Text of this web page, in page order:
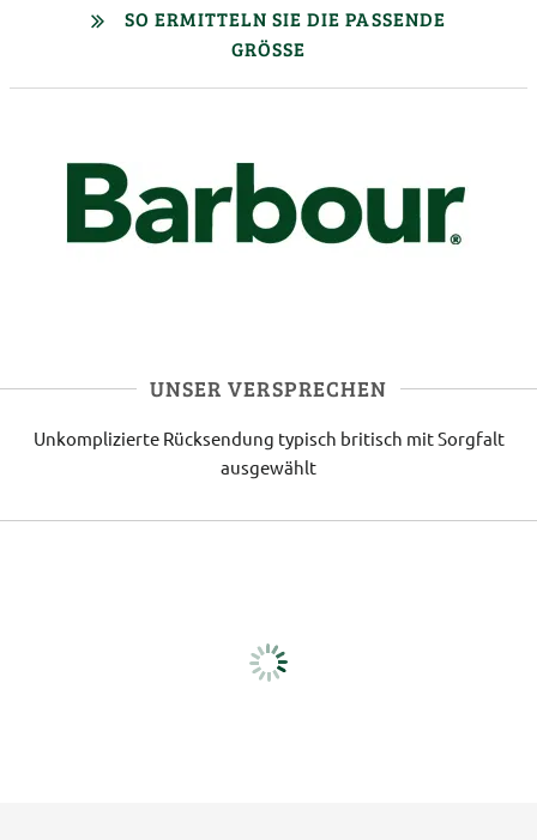
SO ERMITTELN SIE DIE PASSENDE
GRÖSSE
UNSER VERSPRECHEN
Unkomplizierte Rücksendung typisch britisch mit Sorgfalt
ausgewählt